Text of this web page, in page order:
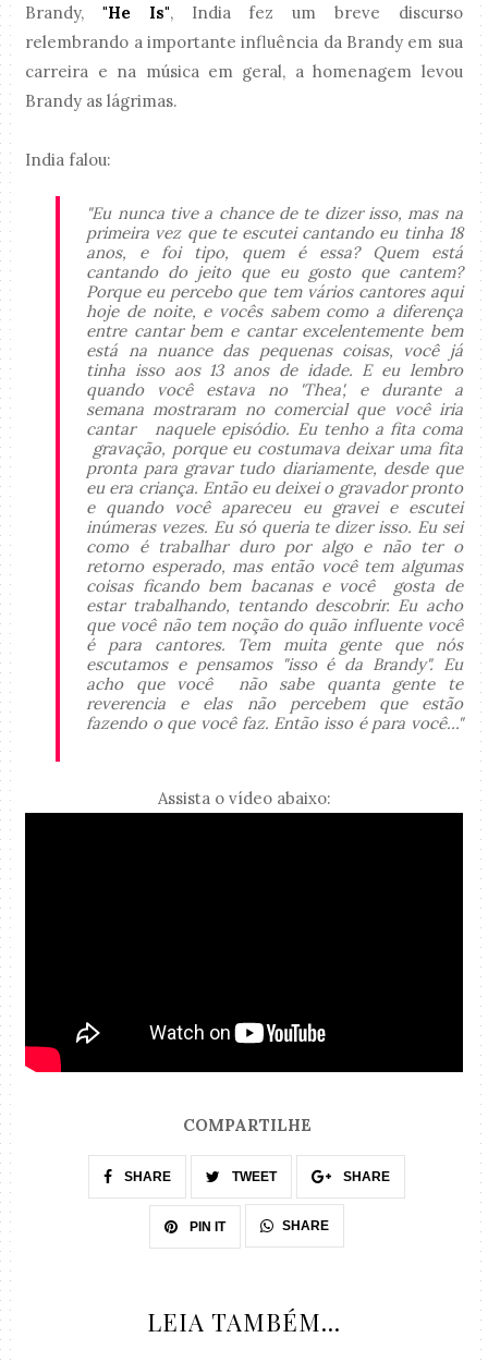
Brandy,"He Is", India fez um breve discurso
relembrando a importante influência da Brandy em sua
carreira e na música em geral, a homenagem levou
Brandy as lágrimas.
India falou:
"Eu nunca tive a chance de te dizer isso, mas na
primeira vez que te escutei cantando eu tinha 18
anos, e foi tipo, quem é essa? Quem está
cantando do jeito que eu gosto que cantem?
Porque eu percebo que tem vários cantores aqui
hoje de noite, e vocês sabem como a diferença
entre cantar bem e cantar excelentemente bem
está na nuance das pequenas coisas, você já
tinha isso aos 13 anos de idade. E eu lembro
quando você estava no 'Thea', e durante a
semana mostraram no comercial que você iria
cantar naquele episódio. Eu tenho a fita coma
gravação, porque eu costumava deixar uma fita
pronta para gravar tudo diariamente, desde que
eu era criança. Então eu deixei o gravador pronto
e quando você apareceu eu gravei e escutei
inúmeras vezes. Eu só queria te dizer isso. Eu sei
como é trabalhar duro por algo e não ter o
retorno esperado, mas então você tem algumas
coisas ficando bem bacanas e você gosta de
estar trabalhando, tentando descobrir. Eu acho
que você não tem noção do quão influente você
é para cantores. Tem muita gente que nós
escutamos e pensamos "isso é da Brandy". Eu
acho que você não sabe quanta gente te
reverencia e elas não percebem que estão
fazendo o que você faz. Então isso é para você..."
Assista o vídeo abaixo:
COMPARTILHE
SHARE TWEET SHARE
PIN IT SHARE
LEIA TAMBÉM...